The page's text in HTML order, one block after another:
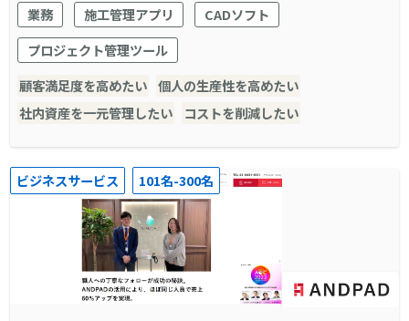
業務 施工管理アプリ
CADソフト
プロジェクト管理ツール
顧客満足度を高めたい 個人の生産性を高めたい
社内資産を一元管理したい
コストを削減したい
ビジネスサービス 101名-300名